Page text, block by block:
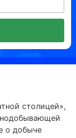
столицей»,
о добыче